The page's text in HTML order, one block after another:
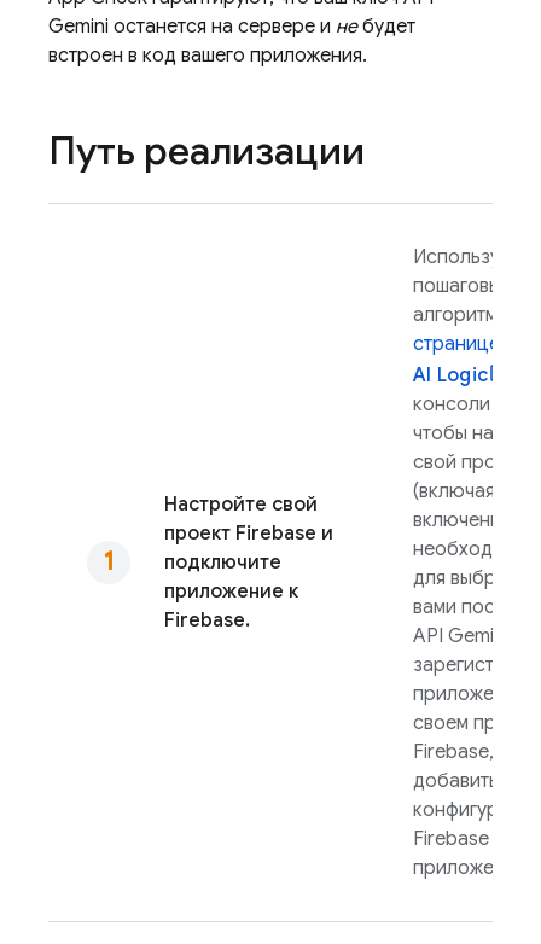
Gemini останется на сервере и небудет
встроен в код вашего приложения.
Путь реализации
Настройте свой
проект Firebase и
подключите
приложение к
Firebase.
Используйте
пошаговый
алгоритм на
странице
AI Logic
консоли
чтобы
свой проект
(включая
включение
необходимых
для
вами
API Gemini
приложение в
своем
Firebase, а
добавить
Firebase в
приложение.